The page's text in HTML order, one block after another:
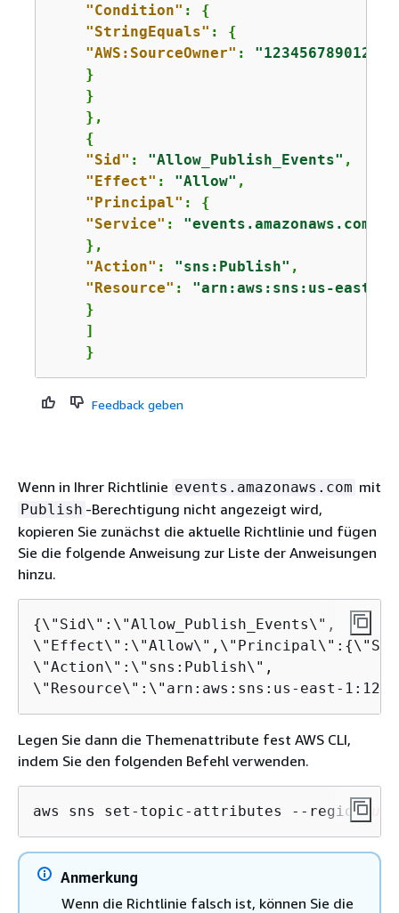
"Condition" : {
"StringEquals" : {
"AWS:SourceOwner" : "123456789012"
    }
    }
    },
{
"Sid" : "Allow_Publish_Events" ,
"Effect" : "Allow" ,
"Principal" : {
"Service" : "events.amazonaws.com"
    },
"Action" : "sns:Publish" ,
"Resource" : "arn:aws:sns:us-east-
    }
    ]
    }
Feedback geben
Wenn in Ihrer Richtlinie events.amazonaws.com mit
Publish -Berechtigung nicht angezeigt wird,
kopieren Sie zunächst die aktuelle Richtlinie und fügen
Sie die folgende Anweisung zur Liste der Anweisungen
hinzu.
{\"Sid\":\"Allow_Publish_Events\",
\"Effect\":\"Allow\",\"Principal\": {
\"Action\":\"sns:Publish\",
\"Resource\":\"arn:aws:sns:us-east-
Legen Sie dann die Themenattribute fest AWS CLI,
indem Sie den folgenden Befehl verwenden.
aws sns set-topic-attributes --region
Anmerkung
Wenn die Richtlinie falsch ist, können Sie die